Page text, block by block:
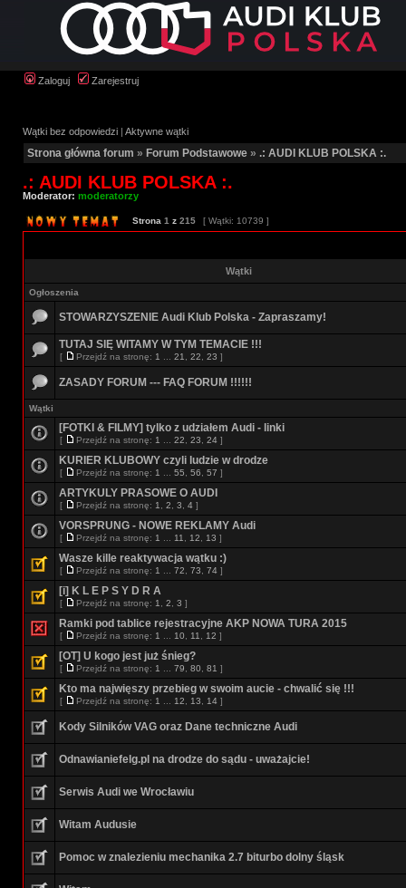
Zaloguj Zarejestruj
Wątki bez odpowiedzi | Aktywne wątki
Strona główna forum » Forum Podstawowe » .: AUDI KLUB POLSKA :.
.: AUDI KLUB POLSKA :.
Moderator: moderatorzy
Strona 1 z 215 [ Wątki: 10739 ]
Wątki
Ogłoszenia
STOWARZYSZENIE Audi Klub Polska - Zapraszamy!
TUTAJ SIĘ WITAMY W TYM TEMACIE !!!
[ Przejdź na stronę: 1 21 22 23 ]
ZASADY FORUM --- FAQ FORUM !!!!!!
Wątki
[FOTKI & FILMY] tylko z udziałem Audi - linki
[ Przejdź na stronę: 1 22 23 24 ]
KURIER KLUBOWY czyli ludzie w drodze
[ Przejdź na stronę: 1 55 56 57 ]
ARTYKULY PRASOWE O AUDI
[ Przejdź na stronę: 1 2 3 4 ]
VORSPRUNG - NOWE REKLAMY Audi
[ Przejdź na stronę: 1 11 12 13 ]
Wasze kille reaktywacja wątku :)
[ Przejdź na stronę: 1 72 73 74 ]
[i] K L E P S Y D R A
[ Przejdź na stronę: 1 2 3 ]
Ramki pod tablice rejestracyjne AKP NOWA TURA 2015
[ Przejdź na stronę: 1 10 11 12 ]
[OT] U kogo jest już śnieg?
[ Przejdź na stronę: 1 79 80 81 ]
Kto ma najwięszy przebieg w swoim aucie - chwalić się !!!
[ Przejdź na stronę: 1 12 13 14 ]
Kody Silników VAG oraz Dane techniczne Audi
Odnawianiefelg.pl na drodze do sądu - uważajcie!
Serwis Audi we Wrocławiu
Witam Audusie
Pomoc w znalezieniu mechanika 2.7 biturbo dolny śląsk